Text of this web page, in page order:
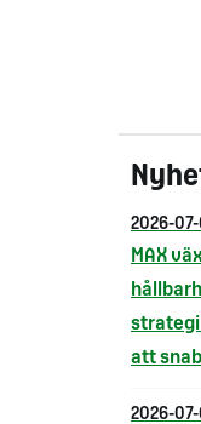
2026-
MAX
strategi
att
2026-07-